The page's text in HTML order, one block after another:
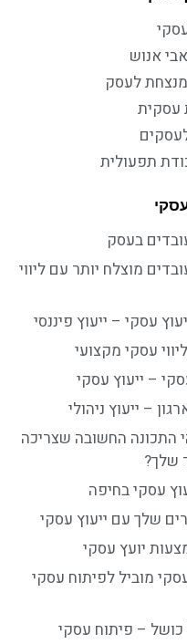
אנוש
לעסק
עסקית
תפעולית
בעסק
מוצלח יותר עם ליווי
עסקי – ייעוץ פיננסי
עסקי מקצועי
– ייעוץ עסקי
– ייעוץ ניהולי
התכונה החשובה שצריכה
שלך?
עסקי בחיפה
שלך עם ייעוץ עסקי
יועץ עסקי
מוביל לפיתוח עסקי
כושל – פיתוח עסקי